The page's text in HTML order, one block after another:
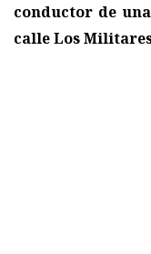
conductor de
calle Los